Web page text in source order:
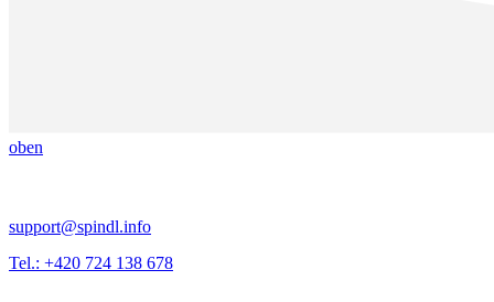
oben
support@spindl.info
Tel.: +420 724 138 678